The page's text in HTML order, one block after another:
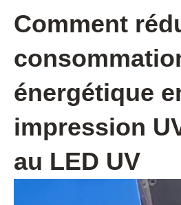
Comment
énergétique
impression
au LED UV